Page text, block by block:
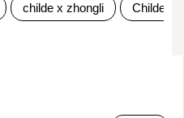
childe x zhongli Childe